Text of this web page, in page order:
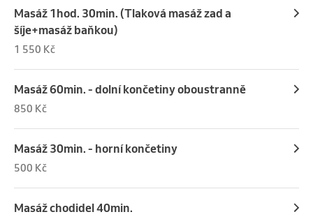
Masáž 1hod. 30min. (Tlaková masáž zad a
šíje+masáž baňkou)
1 550 Kč
Masáž 60min. - dolní končetiny oboustranně
850 Kč
Masáž 30min. - horní končetiny
500 Kč
Masáž chodidel 40min.